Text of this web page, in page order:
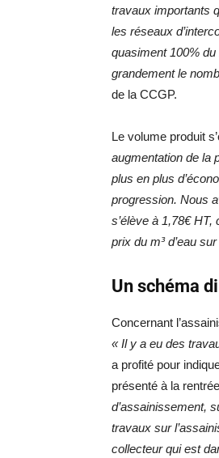
travaux importants
les réseaux
quasiment 100%
grandement le
de la CCGP.
Le volume produit
augmentation de la
plus en plus
progression. Nous
s’élève à 1,78€
prix du m³ d’eau
Un schéma
Concernant
« Il y a eu des
a profité pour
présenté à la
d’assainissement,
travaux sur
collecteur qui est